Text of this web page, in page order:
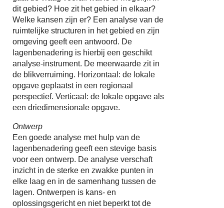
dit gebied? Hoe zit het gebied in elkaar?
Welke kansen zijn er? Een analyse van de
ruimtelijke structuren in het gebied en zijn
omgeving geeft een antwoord. De
lagenbenadering is hierbij een geschikt
analyse-instrument. De meerwaarde zit in
de blikverruiming. Horizontaal: de lokale
opgave geplaatst in een regionaal
perspectief. Verticaal: de lokale opgave als
een driedimensionale opgave.
Ontwerp
Een goede analyse met hulp van de
lagenbenadering geeft een stevige basis
voor een ontwerp. De analyse verschaft
inzicht in de sterke en zwakke punten in
elke laag en in de samenhang tussen de
lagen. Ontwerpen is kans- en
oplossingsgericht en niet beperkt tot de